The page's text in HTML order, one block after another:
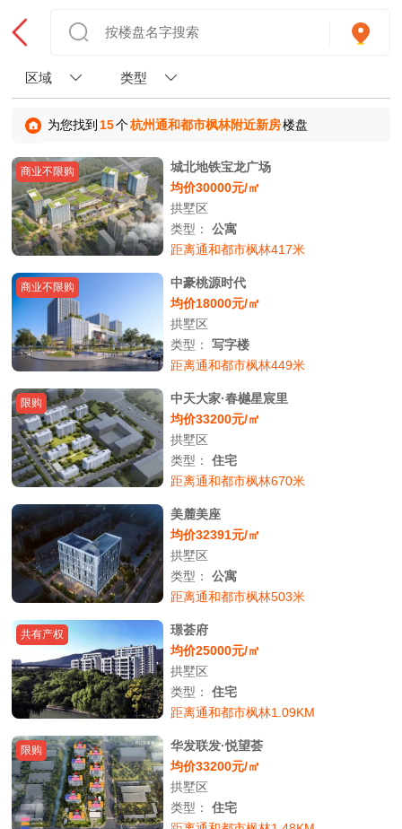
区域 类型
为您找到 15个杭州通和都市枫林附近新房楼盘
商业不限购
城北地铁宝龙广场
均价30000元/㎡
拱墅区
类型：公寓
距离通和都市枫林417米
商业不限购
中豪桃源时代
均价18000元/㎡
拱墅区
类型：写字楼
距离通和都市枫林449米
限购
中天大家·春樾星宸里
均价33200元/㎡
拱墅区
类型：住宅
距离通和都市枫林670米
美麓美座
均价32391元/㎡
拱墅区
类型：公寓
距离通和都市枫林503米
共有产权
璟荟府
均价25000元/㎡
拱墅区
类型：住宅
距离通和都市枫林1.09KM
限购
华发联发·悦望荟
均价33200元/㎡
拱墅区
类型：住宅